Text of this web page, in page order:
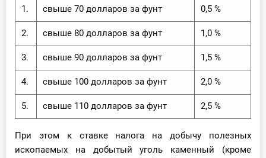
1. свыше 70 долларов за фунт 0,5 %
2. свыше 80 долларов за фунт 1,0 %
3. свыше 90 долларов за фунт 1,5 %
4. свыше 100 долларов за фунт 2,0 %
5. свыше 110 долларов за фунт 2,5 %
При этом к ставке налога на добычу полезных
ископаемых на добытый уголь каменный (кроме